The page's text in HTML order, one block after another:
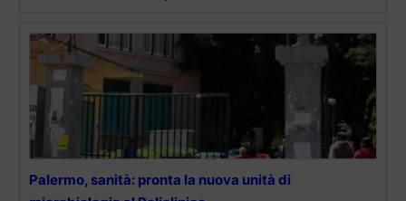
Palermo, sanità: pronta la nuova unità di